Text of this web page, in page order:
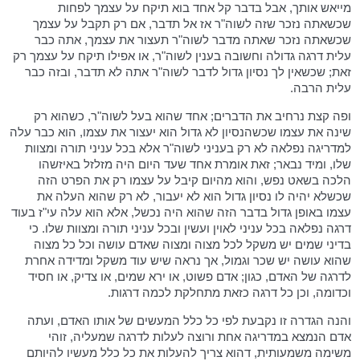
מייאש אותך, אבל בדבר קל אחד בוא תיקח על עצמך לפחות
שכשאתה נזכר שזה לשוה"ר אז אל תדבר, אם רק תקבל על עצמך
שכשאתה נזכר שאתה מדבר לשוה"ר תעצור את עצמך, אתה כבר
עלית דרגה גדולה וחשובה בענין לשוה"ר, או אפילו תיקח על עצמך רק
זאת; שכשאין לך נסיון גדול לדבר לשוה"ר אתה לא תדבר, ובזה כבר
עלית הרבה.
ופה קצת נרחיב את הדברים; אחד שהוא בעל לשוה"ר, כשהוא רק
שינה את עצמו שכשהנסיון לא גדול הוא יעצור את עצמו, הוא כבר עלה
למדריגה נפלאה לא רק בעניני לשוה"ר אלא בכל עניני תורה ומצוות
שלו, ומיד נבאר; זאת אומרת אחד שעד היום היה מזלזל באיזשהו
הלכה בשאט נפש, והוא מהיום קיבל על עצמו רק את הפרט הזה
שכשלא יהיה לו נסיון גדול הוא לא יעבור, לא רק שהוא העלה את
עצמו באופן גדול בדבר הזה שהוא היה נכשל, אלא הוא עלה עי"ז בעוד
דרגה נפלאה בכל עניני לאוין ועשין ובכל עניני תורה ומצוות שלו. כי
בדיני שמים יש משקל לכל מצוה ומצוה שאדם עושה וכל כל מצוה
שהוא עושה יש שכר וגמול, אך נראה שיש עוד משקל ומדידה אחרת
לדרגה של האדם, כגון; אדם פשוט, או ירא שמים, או צדיק, או חסיד
וכדומה, וכן כל דרגה כזאת מתחלקת לכמה דרגות.
והנה הגדרה זו נקבעת לפי כל כלל המעשים של אותו האדם, ועתה
אדם הנמצא במדריגה אחת ורוצה לעלות לדרגה שמעליה, זוהי
משימה משמעותית, דהוא צריך להעלות את כל כלל מעשיו להיותם